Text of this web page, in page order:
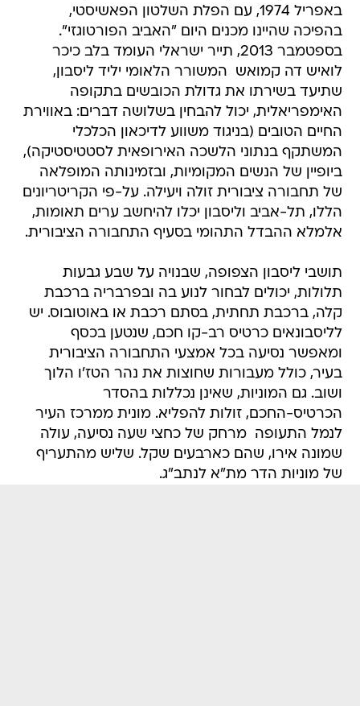
באפריל 1974, עם הפלת השלטון הפאשיסטי,
בהפיכה שהיינו מכנים היום "האביב הפורטוגזי".
בספטמבר 2013, תייר ישראלי העומד בלב כיכר
לואיש דה קמואש  המשורר הלאומי יליד ליסבון,
שתיעד בשירתו את גדולת הכובשים בתקופה
האימפריאלית, יכול להבחין בשלושה דברים: באווירת
החיים הטובים (בניגוד משווע לדיכאון הכלכלי
המשתקף בנתוני הלשכה האירופאית לסטטיסטיקה),
ביופיין של הנשים המקומיות, ובזמינותה המופלאה
של תחבורה ציבורית זולה ויעילה. על-פי הקריטריונים
הללו, תל-אביב וליסבון יכלו להיחשב ערים תאומות,
אלמלא ההבדל התהומי בסעיף התחבורה הציבורית.
תושבי ליסבון הצפופה, שבנויה על שבע גבעות
תלולות, יכולים לבחור לנוע בה ובפרבריה ברכבת
קלה, ברכבת תחתית, בסתם רכבת או באוטובוס. יש
לליסבונאים כרטיס רב-קו חכם, שנטען בכסף
ומאפשר נסיעה בכל אמצעי התחבורה הציבורית
בעיר, כולל מעבורות שחוצות את נהר הטז'ו הלוך
ושוב. גם המוניות, שאינן נכללות בהסדר
הכרטיס-החכם, זולות להפליא. מונית ממרכז העיר
לנמל התעופה  מרחק של כחצי שעה נסיעה, עולה
שמונה אירו, שהם כארבעים שקל. שליש מהתעריף
של מוניות הדר מת"א לנתב"ג.